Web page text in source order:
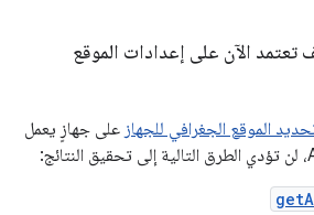
الآن على إعدادات الموقع
الموقع الجغرافي للجهاز على جهازٍ يعمل